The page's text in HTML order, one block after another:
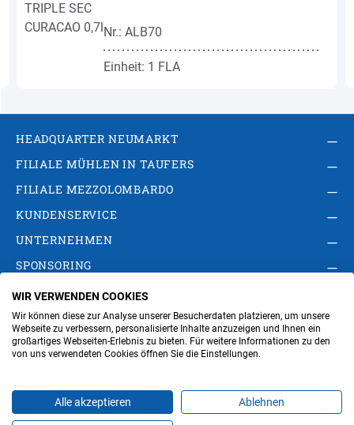
Nr.: ALB70
Einheit: 1 FLA
HEADQUARTER NEUMARKT
FILIALE MÜHLEN IN TAUFERS
FILIALE MEZZOLOMBARDO
KUNDENSERVICE
UNTERNEHMEN
SPONSORING
AGB Privacy Policy
Impressum
Cookie-Einstellungen ändern
Verwaltung
WIR VERWENDEN COOKIES
Wir können diese zur Analyse unserer Besucherdaten platzieren, um unsere
Webseite zu verbessern, personalisierte Inhalte anzuzeigen und Ihnen ein
großartiges Webseiten-Erlebnis zu bieten. Für weitere Informationen zu den
von uns verwendeten Cookies öffnen Sie die Einstellungen.
Alle akzeptieren Ablehnen